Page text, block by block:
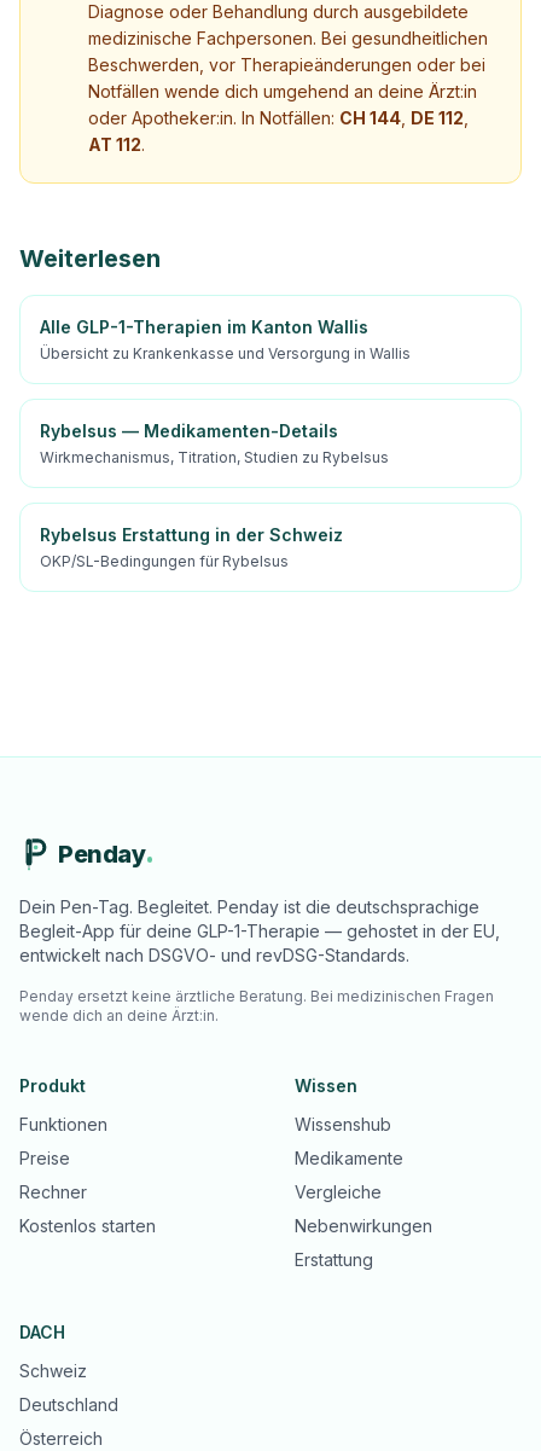
Diagnose oder Behandlung durch ausgebildete
medizinische Fachpersonen. Bei gesundheitlichen
Beschwerden, vor Therapieänderungen oder bei
Notfällen wende dich umgehend an deine Ärzt:in
oder Apotheker:in. In Notfällen: CH 144 DE 112
AT 112.
Weiterlesen
Alle GLP-1-Therapien im Kanton Wallis
Übersicht zu Krankenkasse und Versorgung in Wallis
Rybelsus — Medikamenten-Details
Wirkmechanismus, Titration, Studien zu Rybelsus
Rybelsus Erstattung in der Schweiz
OKP/SL-Bedingungen für Rybelsus
Penday
Dein Pen-Tag. Begleitet. Penday ist die deutschsprachige
Begleit-App für deine GLP-1-Therapie — gehostet in der EU,
entwickelt nach DSGVO- und revDSG-Standards.
Penday ersetzt keine ärztliche Beratung. Bei medizinischen Fragen
wende dich an deine Ärzt:in.
Produkt
Funktionen
Preise
Rechner
Kostenlos starten
Wissen
Wissenshub
Medikamente
Vergleiche
Nebenwirkungen
Erstattung
DACH
Schweiz
Deutschland
Österreich